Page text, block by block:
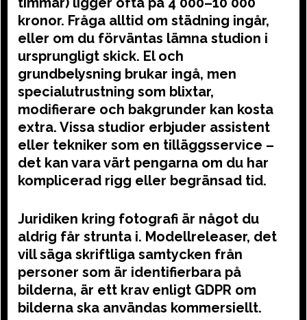
kronor. Fråga alltid om städning ingår,
eller om du förväntas lämna studion i
ursprungligt skick. El och
grundbelysning brukar ingå, men
specialutrustning som blixtar,
modifierare och bakgrunder kan kosta
extra. Vissa studior erbjuder assistent
eller tekniker som en tilläggsservice –
det kan vara värt pengarna om du har
komplicerad rigg eller begränsad tid.
Juridiken kring fotografi är något du
aldrig får strunta i. Modellreleaser, det
vill säga skriftliga samtycken från
personer som är identifierbara på
bilderna, är ett krav enligt GDPR om
bilderna ska användas kommersiellt.